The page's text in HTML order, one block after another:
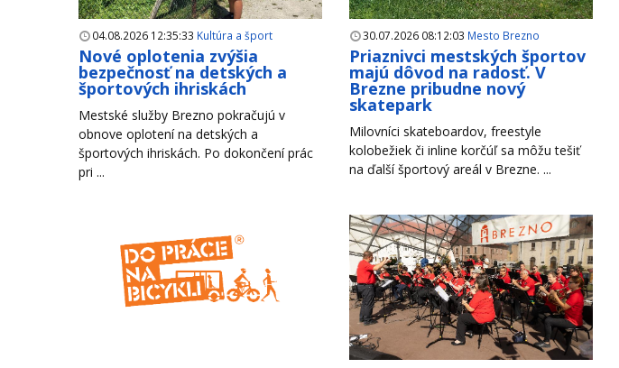
04.08.2026 12:35:33 Kultúra a šport
Nové oplotenia zvýšia
bezpečnosť na detských a
športových ihriskách
Mestské služby Brezno pokračujú v
obnove oplotení na detských a
športových ihriskách. Po dokončení prác
pri ...
30.07.2026 08:12:03 Mesto Brezno
Priaznivci mestských športov
majú dôvod na radosť. V
Brezne pribudne nový
skatepark
Milovníci skateboardov, freestyle
kolobežiek či inline korčúľ sa môžu tešiť
na ďalší športový areál v Brezne. ...